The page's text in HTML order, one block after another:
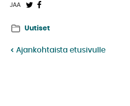
JAA
JaaJaa
Uutiset
Ajankohtaista etusivulle